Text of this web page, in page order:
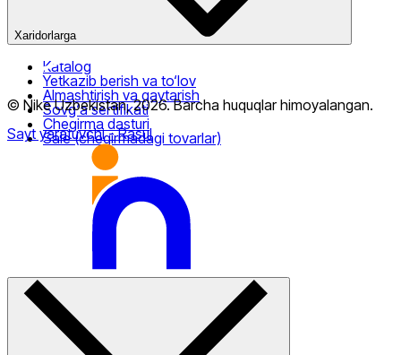
Xaridorlarga
Katalog
Yetkazib berish va to‘lov
Almashtirish va qaytarish
Sovg‘a sertifikati
Chegirma dasturi
Sale (chegirmadagi tovarlar)
© Nike Uzbekistan,2026.Barcha huquqlar himoyalangan.
Sayt yaratuvchi- Rasul